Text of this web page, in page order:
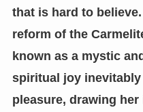
that is hard to
reform of the
known as a mystic
spiritual joy inevitably
pleasure, drawing